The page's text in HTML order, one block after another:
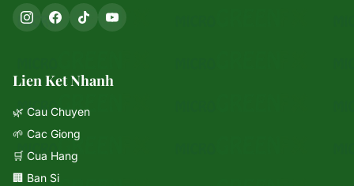
Lien Ket Nhanh
🌿 Cau Chuyen
🌱 Cac Giong
🛒 Cua Hang
🏢 Ban Si